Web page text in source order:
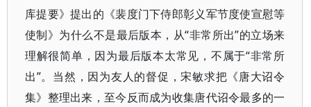
库提要》提出的《裴度门下侍郎彰义军节度使宣慰等
使制》为什么不是最后版本，从“非常所出”的立场来
理解很简单，因为最后版本太常见，不属于“非常所
出”。当然，因为友人的督促，宋敏求把《唐大诏令
集》整理出来，至今反而成为收集唐代诏令最多的一